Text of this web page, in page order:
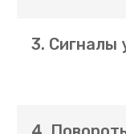
3. Сигналы